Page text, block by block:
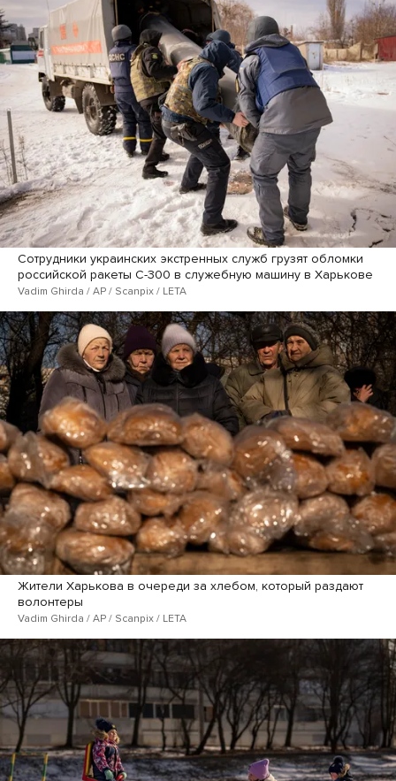
Сотрудники украинских экстренных служб грузят обломки
российской ракеты С-300 в служебную машину в Харькове
Vadim Ghirda / AP / Scanpix / LETA
Жители Харькова в очереди за хлебом, который раздают
волонтеры
Vadim Ghirda / AP / Scanpix / LETA